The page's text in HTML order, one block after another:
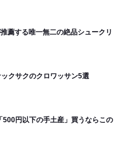
薦する唯一無二の絶品シュークリ
クサクのクロワッサン5選
円以下の手土産」買うならこの